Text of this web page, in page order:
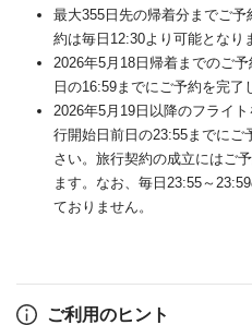
最大355日先の帰着分までご
約は毎日12:30より可能となり
2026年5月18日帰着までのご
日の16:59までにご予約を完了
2026年5月19日以降のフライ
行開始日前日の23:55までにご
さい。旅行契約の成立にはご
ます。なお、毎日23:55～
ておりません。
ご利用のヒント